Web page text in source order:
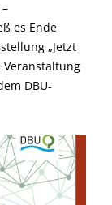
es Ende
„Jetzt
Veranstaltung
DBU-